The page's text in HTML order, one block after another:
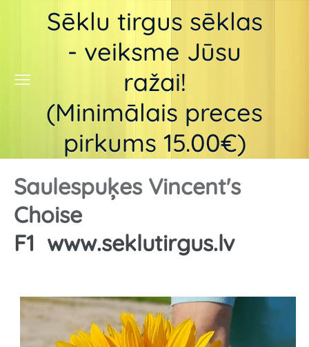
Sēklu tirgus sēklas
- veiksme Jūsu
ražai!
(Minimālais preces
pirkums 15.00€)
Saulespuķes Vincent's
Choise
F1 www.seklutirgus.lv